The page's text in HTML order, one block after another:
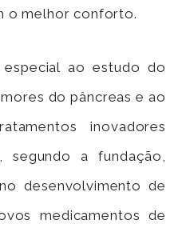
o melhor conforto.
ao estudo do
do pâncreas e ao
inovadores
segundo a fundação,
desenvolvimento de
medicamentos de